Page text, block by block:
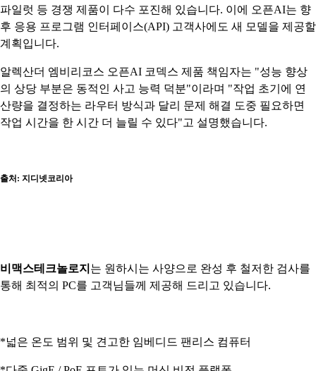
파일럿 등 경쟁 제품이 다수 포진해 있습니다. 이에 오픈AI는 향
후 응용 프로그램 인터페이스(API) 고객사에도 새 모델을 제공할
계획입니다.
알렉산더 엠비리코스 오픈AI 코덱스 제품 책임자는 "성능 향상
의 상당 부분은 동적인 사고 능력 덕분"이라며 "작업 초기에 연
산량을 결정하는 라우터 방식과 달리 문제 해결 도중 필요하면
작업 시간을 한 시간 더 늘릴 수 있다"고 설명했습니다.
출처: 지디넷코리아
비맥스테크놀로지 는 원하시는 사양으로 완성 후 철저한 검사를
통해 최적의 PC를 고객님들께 제공해 드리고 있습니다.
*넓은 온도 범위 및 견고한 임베디드 팬리스 컴퓨터